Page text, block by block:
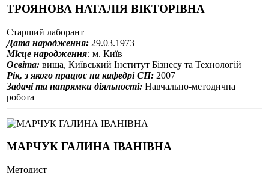
ТРОЯНОВА НАТАЛІЯ ВІКТОРІВНА
Старший лаборант
Дата народження: 29.03.1973
Місце народження: м. Київ
Освіта: вища, Київський Інститут Бізнесу та Технологій
Рік, з якого працює на кафедрі СП: 2007
Задачі та напрямки діяльності: Навчально-методична
робота
МАРЧУК ГАЛИНА ІВАНІВНА
Методист